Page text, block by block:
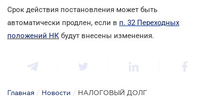
Срок действия постановления может быть
автоматически продлен, если в п. 32 Переходных
положений НК будут внесены изменения.
Главная / Новости / НАЛОГОВЫЙ ДОЛГ